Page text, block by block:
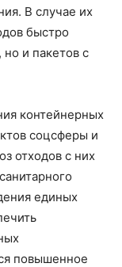
В случае их
быстро
и пакетов с
контейнерных
соцсферы и
отходов с них
единых
повышенное